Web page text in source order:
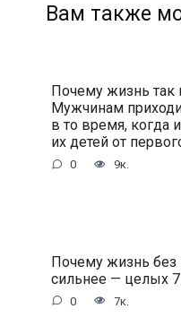
Вам также
Почему жизнь так
Мужчинам
в то время, когда
их детей от
0 9к.
Почему жизнь
сильнее — целых
0 7к.